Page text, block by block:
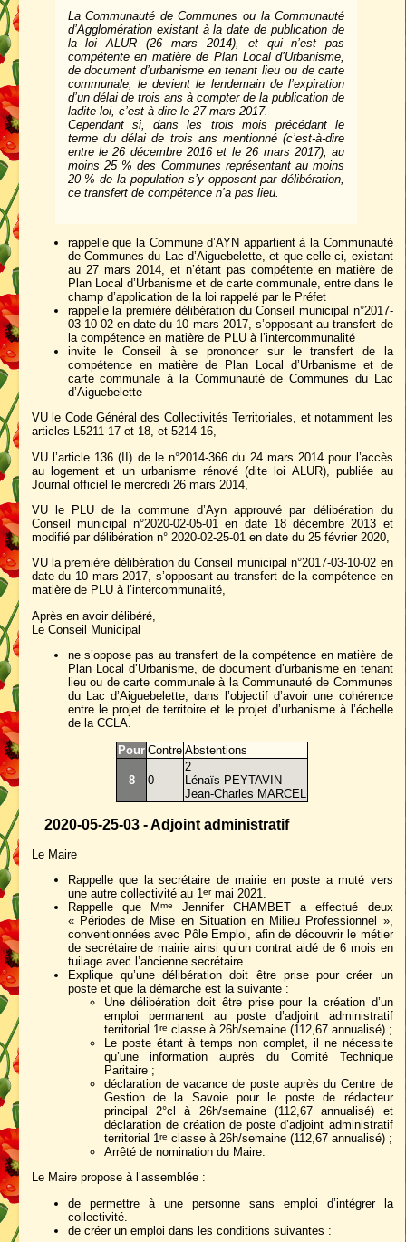
La Communauté de Communes ou la Communauté
d’Agglomération existant à la date de publication de
la loi ALUR (26 mars 2014), et qui n’est pas
compétente en matière de Plan Local d’Urbanisme,
de document d’urbanisme en tenant lieu ou de carte
communale, le devient le lendemain de l’expiration
d’un délai de trois ans à compter de la publication de
ladite loi, c’est-à-dire le 27 mars 2017.
Cependant si, dans les trois mois précédant le
terme du délai de trois ans mentionné (c’est-à-dire
entre le 26 décembre 2016 et le 26 mars 2017), au
moins 25 % des Communes représentant au moins
20 % de la population s’y opposent par délibération,
ce transfert de compétence n’a pas lieu.
rappelle que la Commune d’AYN appartient à la Communauté
de Communes du Lac d’Aiguebelette, et que celle-ci, existant
au 27 mars 2014, et n’étant pas compétente en matière de
Plan Local d’Urbanisme et de carte communale, entre dans le
champ d’application de la loi rappelé par le Préfet
rappelle la première délibération du Conseil municipal n°2017-
03-10-02 en date du 10 mars 2017, s’opposant au transfert de
la compétence en matière de PLU à l’intercommunalité
invite le Conseil à se prononcer sur le transfert de la
compétence en matière de Plan Local d’Urbanisme et de
carte communale à la Communauté de Communes du Lac
d’Aiguebelette
VU le Code Général des Collectivités Territoriales, et notamment les
articles L5211-17 et 18, et 5214-16,
VU l’article 136 (II) de le n°2014-366 du 24 mars 2014 pour l’accès
au logement et un urbanisme rénové (dite loi ALUR), publiée au
Journal officiel le mercredi 26 mars 2014,
VU le PLU de la commune d’Ayn approuvé par délibération du
Conseil municipal n°2020-02-05-01 en date 18 décembre 2013 et
modifié par délibération n° 2020-02-25-01 en date du 25 février 2020,
VU la première délibération du Conseil municipal n°2017-03-10-02 en
date du 10 mars 2017, s’opposant au transfert de la compétence en
matière de PLU à l’intercommunalité,
Après en avoir délibéré,
Le Conseil Municipal
ne s’oppose pas au transfert de la compétence en matière de
Plan Local d’Urbanisme, de document d’urbanisme en tenant
lieu ou de carte communale à la Communauté de Communes
du Lac d’Aiguebelette, dans l’objectif d’avoir une cohérence
entre le projet de territoire et le projet d’urbanisme à l’échelle
de la CCLA.
Pour Contre Abstentions
8 0
2
Lénaïs PEYTAVIN
Jean-Charles MARCEL
2020-05-25-03 - Adjoint administratif
Le Maire
Rappelle que la secrétaire de mairie en poste a muté vers
une autre collectivité au 1 ermai 2021.
Rappelle que Mme
Jennifer CHAMBET a effectué deux
« Périodes de Mise en Situation en Milieu Professionnel »,
conventionnées avec Pôle Emploi, afin de découvrir le métier
de secrétaire de mairie ainsi qu’un contrat aidé de 6 mois en
tuilage avec l’ancienne secrétaire.
Explique qu’une délibération doit être prise pour créer un
poste et que la démarche est la suivante :
Une délibération doit être prise pour la création d’un
emploi permanent au poste d’adjoint administratif
territorial 1 re classe à 26h/semaine (112,67 annualisé) ;
Le poste étant à temps non complet, il ne nécessite
qu’une information auprès du Comité Technique
Paritaire ;
déclaration de vacance de poste auprès du Centre de
Gestion de la Savoie pour le poste de rédacteur
principal 2°cl à 26h/semaine (112,67 annualisé) et
déclaration de création de poste d’adjoint administratif
territorial 1 re classe à 26h/semaine (112,67 annualisé) ;
Arrêté de nomination du Maire.
Le Maire propose à l’assemblée :
de permettre à une personne sans emploi d’intégrer la
collectivité.
de créer un emploi dans les conditions suivantes :